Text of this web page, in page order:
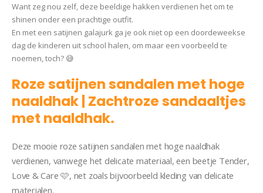
Want zeg nou zelf, deze beeldige hakken verdienen het om te
shinen onder een prachtige outfit.
En met een satijnen galajurk ga je ook niet op een doordeweekse
dag de kinderen uit school halen, om maar een voorbeeld te
noemen, toch? 😅
Roze satijnen sandalen met hoge
naaldhak | Zachtroze sandaaltjes
met naaldhak.
Deze mooie roze satijnen sandalen met hoge naaldhak
verdienen, vanwege het delicate materiaal, een beetje Tender,
Love & Care 🩷, net zoals bijvoorbeeld kleding van delicate
materialen.